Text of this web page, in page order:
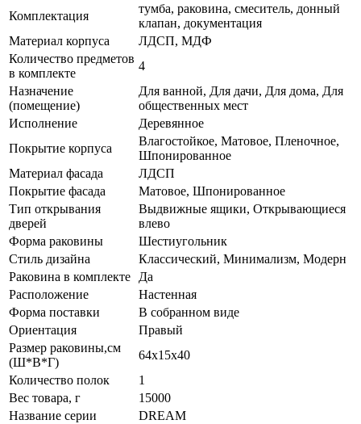
Комплектация
тумба, раковина, смеситель, донный
клапан, документация
Материал корпуса
ЛДСП, МДФ
Количество предметов
в комплекте
4
Назначение
(помещение)
Для ванной, Для дачи, Для дома, Для
общественных мест
Исполнение
Деревянное
Покрытие корпуса
Влагостойкое, Матовое, Пленочное,
Шпонированное
Материал фасада
ЛДСП
Покрытие фасада
Матовое, Шпонированное
Тип открывания
дверей
Выдвижные ящики, Открывающиеся
влево
Форма раковины
Шестиугольник
Стиль дизайна
Классический, Минимализм, Модерн
Раковина в комплекте
Да
Расположение
Настенная
Форма поставки
В собранном виде
Ориентация
Правый
Размер раковины,см
(Ш*В*Г)
64х15х40
Количество полок
1
Вес товара, г
15000
Название серии
DREAM